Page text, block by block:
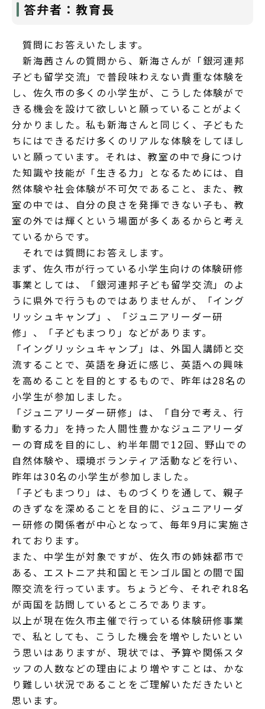
答弁者：教育長
質問にお答えいたします。
新海茜さんの質問から、新海さんが「銀河連邦
子ども留学交流」で普段味わえない貴重な体験を
し、佐久市の多くの小学生が、こうした体験がで
きる機会を設けて欲しいと願っていることがよく
分かりました。私も新海さんと同じく、子どもた
ちにはできるだけ多くのリアルな体験をしてほし
いと願っています。それは、教室の中で身につけ
た知識や技能が「生きる力」となるためには、自
然体験や社会体験が不可欠であること、また、教
室の中では、自分の良さを発揮できない子も、教
室の外では輝くという場面が多くあるからと考え
ているからです。
それでは質問にお答えします。
まず、佐久市が行っている小学生向けの体験研修
事業としては、「銀河連邦子ども留学交流」のよ
うに県外で行うものではありませんが、「イング
リッシュキャンプ」、「ジュニアリーダー研
修」、「子どもまつり」などがあります。
「イングリッシュキャンプ」は、外国人講師と交
流することで、英語を身近に感じ、英語への興味
を高めることを目的とするもので、昨年は28名の
小学生が参加しました。
「ジュニアリーダー研修」は、「自分で考え、行
動する力」を持った人間性豊かなジュニアリーダ
ーの育成を目的にし、約半年間で12回、野山での
自然体験や、環境ボランティア活動などを行い、
昨年は30名の小学生が参加しました。
「子どもまつり」は、ものづくりを通して、親子
のきずなを深めることを目的に、ジュニアリーダ
ー研修の関係者が中心となって、毎年9月に実施さ
れております。
また、中学生が対象ですが、佐久市の姉妹都市で
ある、エストニア共和国とモンゴル国との間で国
際交流を行っています。ちょうど今、それぞれ8名
が両国を訪問しているところであります。
以上が現在佐久市主催で行っている体験研修事業
で、私としても、こうした機会を増やしたいとい
う思いはありますが、現状では、予算や関係スタ
ッフの人数などの理由により増やすことは、かな
り難しい状況であることをご理解いただきたいと
思います。